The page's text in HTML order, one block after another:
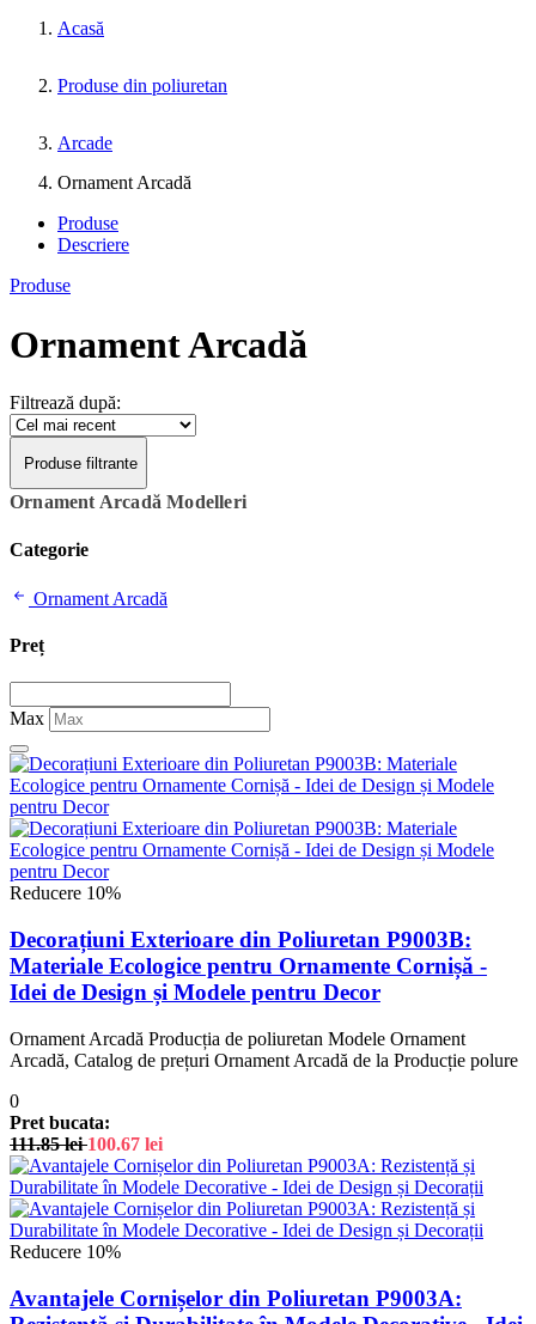
Acasă
Produse din poliuretan
Arcade
Ornament Arcadă
Produse
Descriere
Produse
Ornament Arcadă
Filtrează după:
Produse filtrante
Ornament Arcadă Modelleri
Categorie
Ornament Arcadă
Preț
Max
Reducere 10%
Decorațiuni Exterioare din Poliuretan P9003B:
Materiale Ecologice pentru Ornamente Cornișă -
Idei de Design și Modele pentru Decor
Ornament Arcadă Producția de poliuretan Modele Ornament
Arcadă, Catalog de prețuri Ornament Arcadă de la Producție polure
0
Pret bucata:
111.85lei 100.67 lei
Reducere 10%
Avantajele Cornișelor din Poliuretan P9003A: